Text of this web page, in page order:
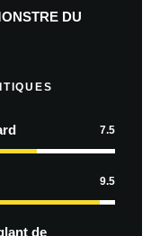
DU
7.5
9.5
de